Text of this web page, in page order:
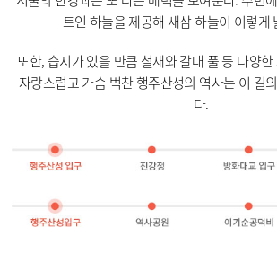
트인 하늘을 제공해 새삼 하늘이 이렇게
또한, 습지가 있을 만큼 철새와 갈대 풀 등 다양
자랑스럽고 가슴 벅찬 행주산성의 역사는 이 길
다.